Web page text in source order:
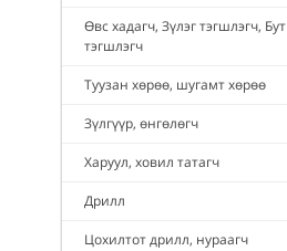
Өвс хадагч, Зүлэг тэгшлэгч, Бут
тэгшлэгч
Туузан хөрөө, шугамт хөрөө
Зүлгүүр, өнгөлөгч
Харуул, ховил татагч
Дрилл
Цохилтот дрилл, нураагч